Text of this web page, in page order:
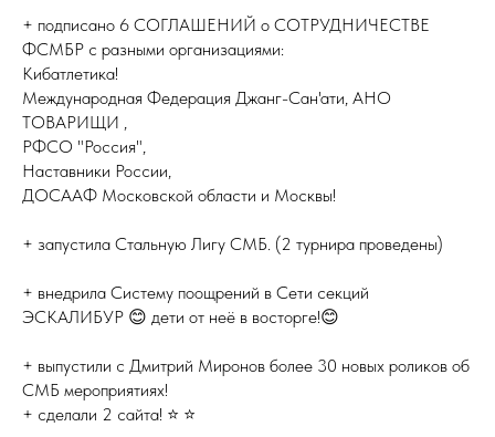
+ подписано 6 СОГЛАШЕНИЙ о СОТРУДНИЧЕСТВЕ
ФСМБР с разными организациями:
Кибатлетика!
Международная Федерация Джанг-Сан'ати, АНО
ТОВАРИЩИ ,
РФСО "Россия",
Наставники России,
ДОСААФ Московской области и Москвы!
+ запустила Стальную Лигу СМБ. (2 турнира проведены)
+ внедрила Систему поощрений в Сети секций
ЭСКАЛИБУР 😊 дети от неё в восторге!😊
+ выпустили с Дмитрий Миронов более 30 новых роликов об
СМБ мероприятиях!
+ сделали 2 сайта! ⭐️ ⭐️